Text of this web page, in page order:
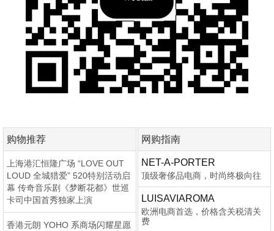
购物推荐
上海港汇恒隆广场 “LOVE OUT
LOUD 全城猎爱” 520特别活动启
幕 传奇音乐剧《梦断花都》世巡
卡司中国首秀独家上演
香港元朗 YOHO 系商场闪耀星愿
网购指南
NET-A-PORTER
顶级奢侈品电商，时尚终极向往
LUISAVIAROMA
欧洲电商首选，价格含关税清关
费